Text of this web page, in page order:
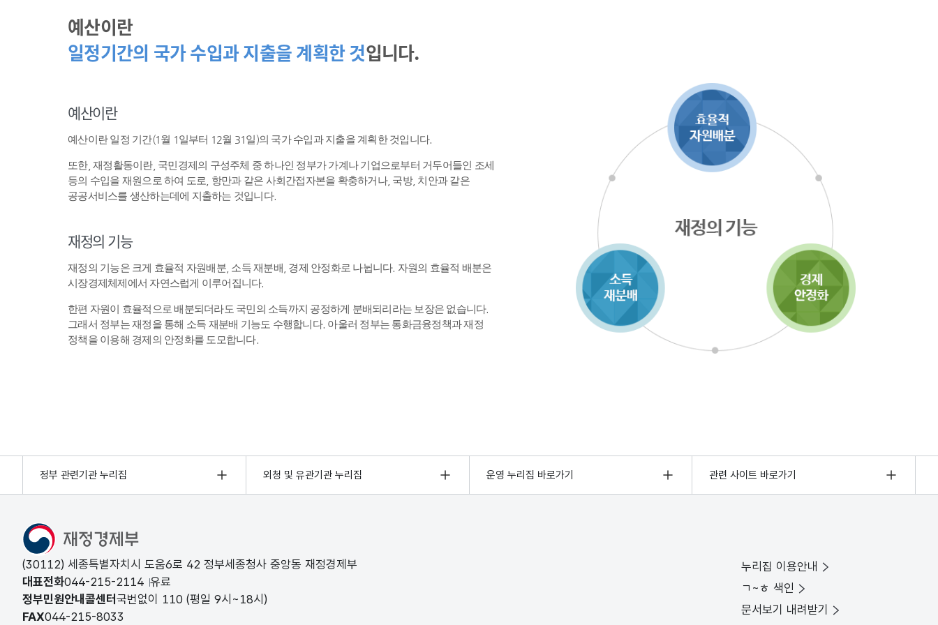
예산이란
일정기간의 국가 수입과 지출을 계획한 것입니다.
예산이란
예산이란 일정 기간(1월 1일부터 12월 31일)의 국가 수입과 지출을 계획한 것입니다.
또한, 재정활동이란, 국민경제의 구성주체 중 하나인 정부가 가계나 기업으로부터 거두어들인 조세
등의 수입을 재원으로 하여 도로, 항만과 같은 사회간접자본을 확충하거나, 국방, 치안과 같은
공공서비스를 생산하는데에 지출하는 것입니다.
재정의 기능
재정의 기능은 크게 효율적 자원배분, 소득 재분배, 경제 안정화로 나뉩니다. 자원의 효율적 배분은
시장경제체제에서 자연스럽게 이루어집니다.
한편 자원이 효율적으로 배분되더라도 국민의 소득까지 공정하게 분배되리라는 보장은 없습니다.
그래서 정부는 재정을 통해 소득 재분배 기능도 수행합니다. 아울러 정부는 통화금융정책과 재정
정책을 이용해 경제의 안정화를 도모합니다.
정부 관련기관 누리집 외청 및 유관기관 누리집 운영 누리집 바로가기 관련 사이트 바로가기
(30112) 세종특별자치시 도움6로 42 정부세종청사 중앙동 재정경제부
대표전화044-215-2114 유료
정부민원안내콜센터 국번없이 110 (평일 9시~18시)
FAX044-215-8033
누리집 이용안내
ㄱ~ㅎ 색인
문서보기 내려받기